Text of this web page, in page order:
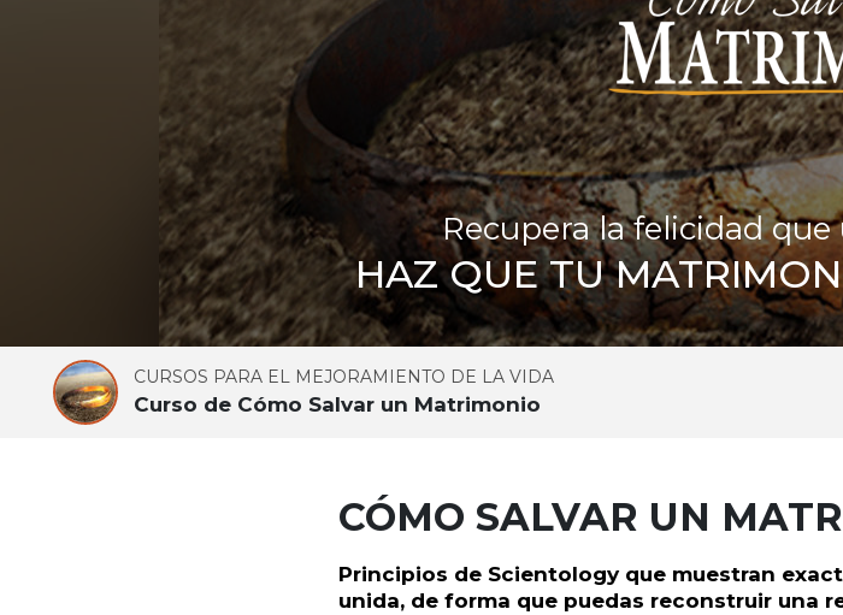
Recupera la felicidad
HAZ QUE TU
CURSOS PARA EL MEJORAMIENTO DE LA VIDA
Curso de Cómo Salvar un Matrimonio
CÓMO SALVAR UN
Principios de Scientology que muestran
unida, de forma que puedas reconstruir una